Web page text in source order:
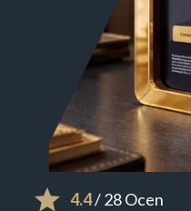
4.4/ 28 Ocen